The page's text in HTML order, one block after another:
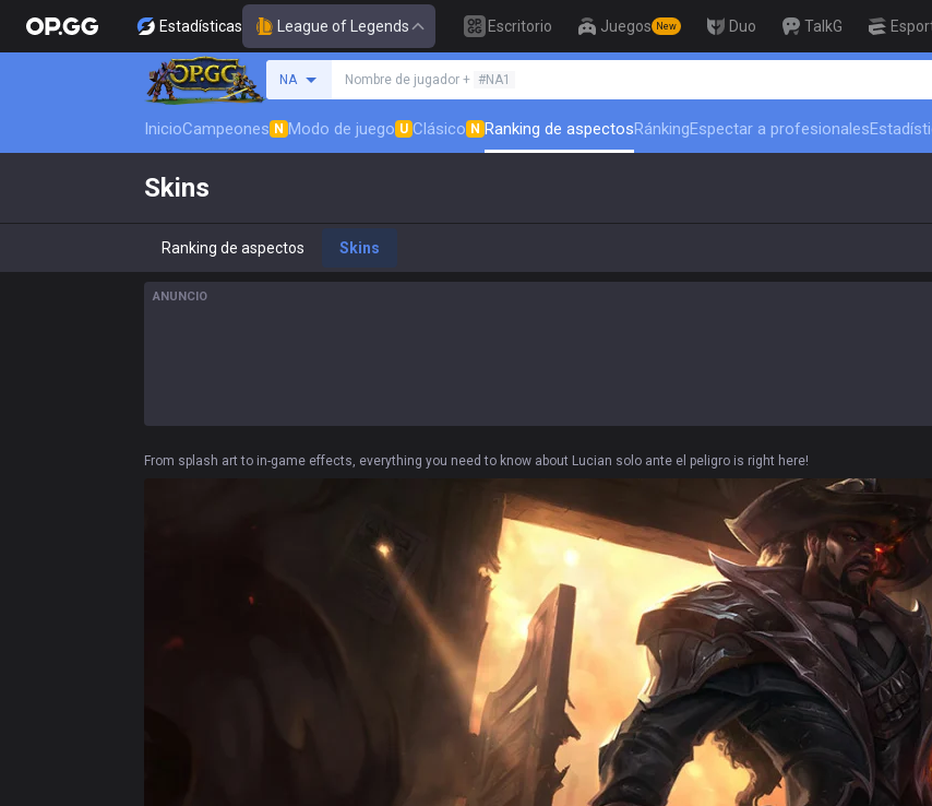
Estadísticas League of Legends Escritorio Juegos New Duo TalkG
NA
Busca un invocador
Nombre de jugador + #NA1 🏆 Rank Up in 3 Days!
InicioCampeones N Modo de juego U Clásico N Ranking de aspectosRánkingEspectar a profesionales
Skins
Ranking de aspectos Skins
ANUNCIO
From splash art to in-game effects, everything you need to know about Lucian solo ante el peligro is right here!